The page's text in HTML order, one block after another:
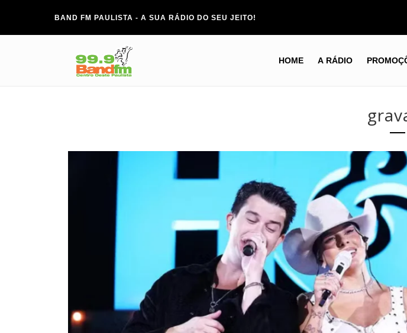
BAND FM PAULISTA - A SUA RÁDIO DO SEU JEITO!
HOME A RÁDIO